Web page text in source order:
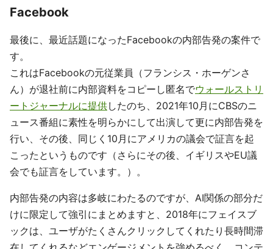
Facebook
最後に、最近話題になったFacebookの内部告発の案件で
す。
これはFacebookの元従業員（フランシス・ホーゲンさ
ん）が退社前に内部資料をコピーし匿名でウォールストリ
ートジャーナルに提供したのち、2021年10月にCBSのニ
ュース番組に素性を明らかにして出演して更に内部告発を
行い、その後、同じく10月にアメリカの議会で証言を起
こったというものです（さらにその後、イギリスやEU議
会でも証言をしています。）。
内部告発の内容は多岐にわたるのですが、AI関係の部分だ
けに限定して強引にまとめますと、2018年にフェイスブ
ックは、ユーザがたくさんクリックしてくれたり長時間滞